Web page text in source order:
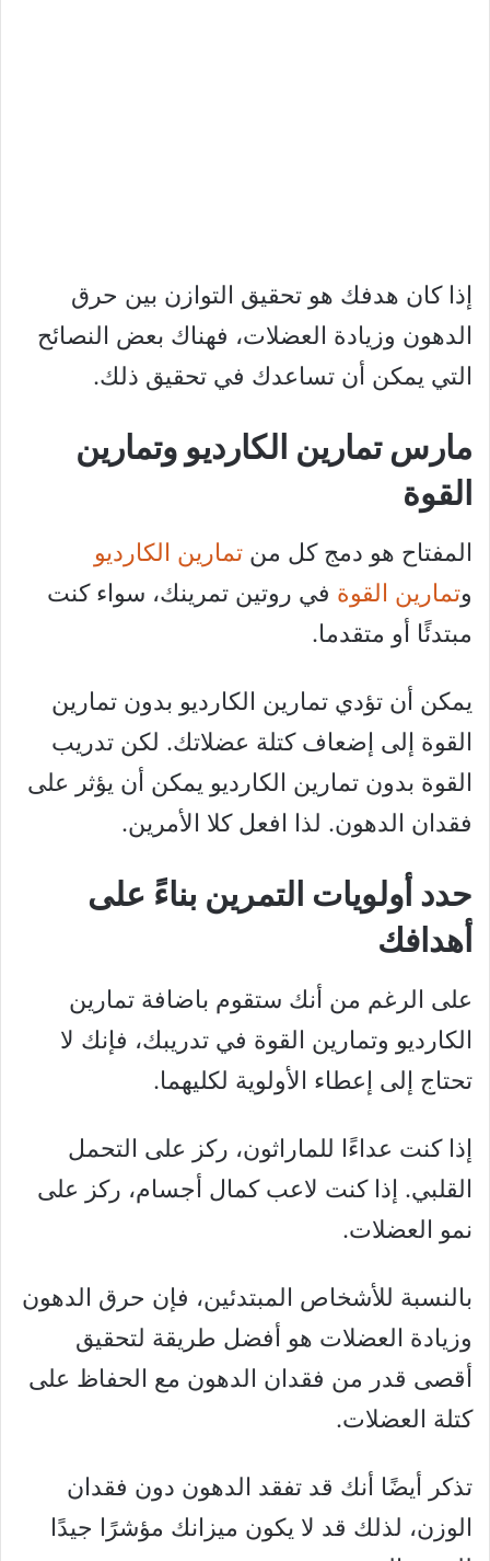
إذا كان هدفك هو تحقيق التوازن بين حرق
الدهون وزيادة العضلات، فهناك بعض النصائح
التي يمكن أن تساعدك في تحقيق ذلك.
مارس تمارين الكارديو وتمارين
القوة
المفتاح هو دمج كل من تمارين الكارديو
وتمارين القوة في روتين تمرينك، سواء كنت
مبتدئًا أو متقدما.
يمكن أن تؤدي تمارين الكارديو بدون تمارين
القوة إلى إضعاف كتلة عضلاتك. لكن تدريب
القوة بدون تمارين الكارديو يمكن أن يؤثر على
فقدان الدهون. لذا افعل كلا الأمرين.
حدد أولويات التمرين بناءً على
أهدافك
على الرغم من أنك ستقوم باضافة تمارين
الكارديو وتمارين القوة في تدريبك، فإنك لا
تحتاج إلى إعطاء الأولوية لكليهما.
إذا كنت عداءًا للماراثون، ركز على التحمل
القلبي. إذا كنت لاعب كمال أجسام، ركز على
نمو العضلات.
بالنسبة للأشخاص المبتدئين، فإن حرق الدهون
وزيادة العضلات هو أفضل طريقة لتحقيق
أقصى قدر من فقدان الدهون مع الحفاظ على
كتلة العضلات.
تذكر أيضًا أنك قد تفقد الدهون دون فقدان
الوزن، لذلك قد لا يكون ميزانك مؤشرًا جيدًا